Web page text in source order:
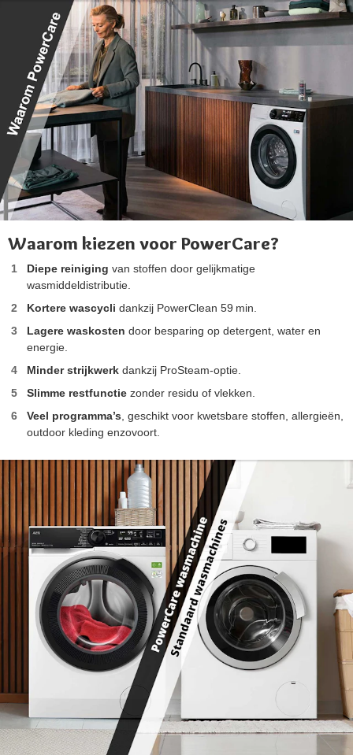
Waarom kiezen voor PowerCare?
Diepe reiniging van stoffen door gelijkmatige
wasmiddeldistributie.
Kortere wascycli dankzij PowerClean 59 min.
Lagere waskosten door besparing op detergent, water en
energie.
Minder strijkwerk dankzij ProSteam-optie.
Slimme restfunctie zonder residu of vlekken.
Veel programma’s , geschikt voor kwetsbare stoffen, allergieën,
outdoor kleding enzovoort.